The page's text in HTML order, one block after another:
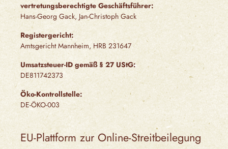
vertretungsberechtigte Geschäftsführer:
Hans-Georg Gack, Jan-Christoph Gack
Registergericht:
Amtsgericht Mannheim, HRB 231647
Umsatzsteuer-ID gemäß § 27 UStG:
DE811742373
Öko-Kontrollstelle:
DE-ÖKO-003
EU-Plattform zur Online-Streitbeilegung